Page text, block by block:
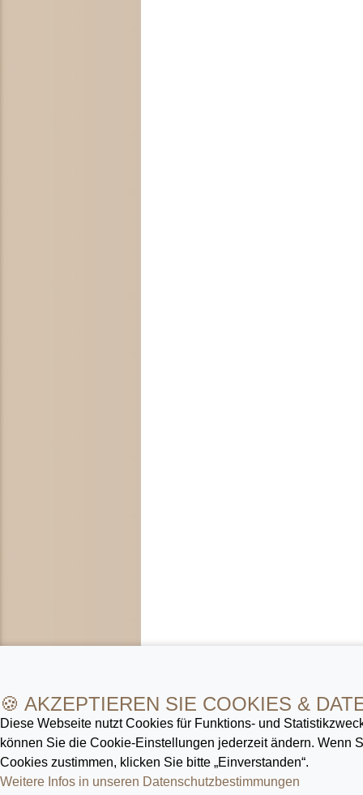
🍪 AKZEPTIEREN SIE COOKIES &
Diese Webseite nutzt Cookies für Funktions- und
können Sie die Cookie-Ein­stellungen jederzeit ändern. Wenn
Cookies zustimmen, klicken Sie bitte „Einverstanden“.
Weitere Infos in unseren Datenschutz­bestimmungen